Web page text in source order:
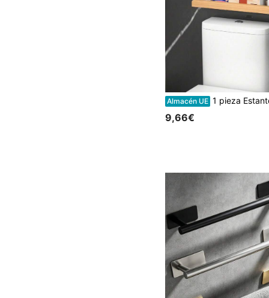
Almacén UE 1 pieza Estantería de almacenamiento de baño de madera blanca/negra, organizador multifuncional para encimera de inodoro, estante de almacenamiento montado en la pared sin taladro,
9,66€